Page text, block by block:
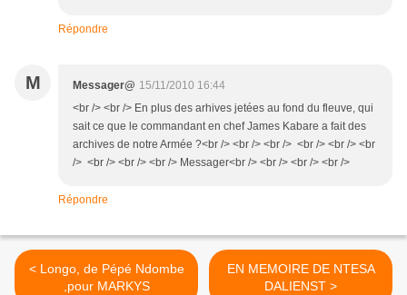
Répondre
M Messager@ 15/11/2010 16:44
<br /> <br /> En plus des arhives jetées au fond du fleuve, qui
sait ce que le commandant en chef James Kabare a fait des
archives de notre Armée ?<br /> <br /> <br /> <br /> <br /> <br
/> <br /> <br /> <br /> Messager<br /> <br /> <br /> <br />
Répondre
< Longo, de Pépé Ndombe
,pour MARKYS
EN MEMOIRE DE NTESA
DALIENST >